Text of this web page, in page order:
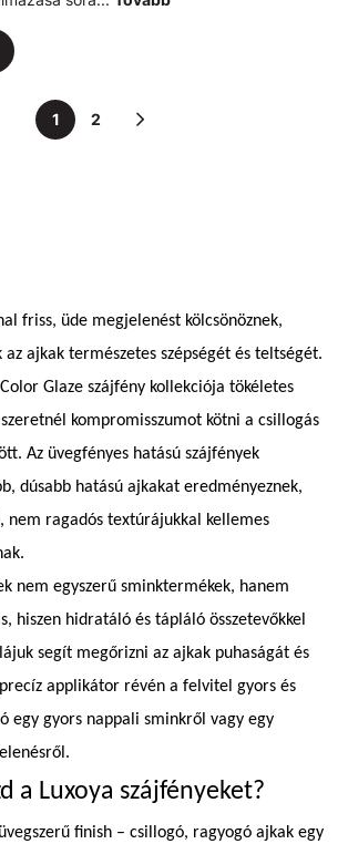
1 2
friss, üde megjelenést kölcsönöznek,
ajkak természetes szépségét és teltségét.
Glaze szájfény kollekciója tökéletes
kompromisszumot kötni a csillogás
Az üvegfényes hatású szájfények
dúsabb hatású ajkakat eredményeznek,
nem ragadós textúrájukkal kellemes
nem egyszerű sminktermékek, hanem
hiszen hidratáló és tápláló összetevőkkel
segít megőrizni az ajkak puhaságát és
applikátor révén a felvitel gyors és
egy gyors nappali sminkről vagy egy
a Luxoya szájfényeket?
finish – csillogó, ragyogó ajkak egy